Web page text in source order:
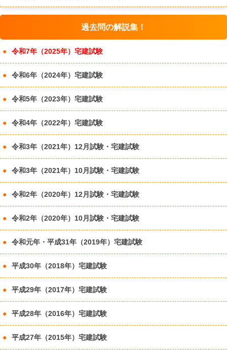
過去問の解説集！
令和7年（2025年）宅建試験
令和6年（2024年）宅建試験
令和5年（2023年）宅建試験
令和4年（2022年）宅建試験
令和3年（2021年）12月試験・宅建試験
令和3年（2021年）10月試験・宅建試験
令和2年（2020年）12月試験・宅建試験
令和2年（2020年）10月試験・宅建試験
令和元年・平成31年（2019年）宅建試験
平成30年（2018年）宅建試験
平成29年（2017年）宅建試験
平成28年（2016年）宅建試験
平成27年（2015年）宅建試験